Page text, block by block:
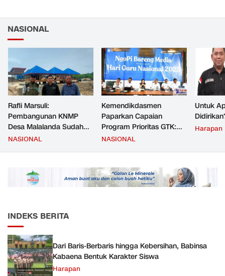
NASIONAL
Rafli Marsuli:
Pembangunan KNMP
Desa Malalanda Sudah
Mencapai 69 Persen dan
JMD dan JMF
NASIONAL
Kemendikdasmen
Paparkan Capaian
Program Prioritas GTK:
Kompetensi Meningkat,
NASIONAL
Untuk
Harapan
INDEKS BERITA
Dari Baris-Berbaris hingga Kebersihan, Babinsa
Kabaena Bentuk Karakter Siswa
Harapan